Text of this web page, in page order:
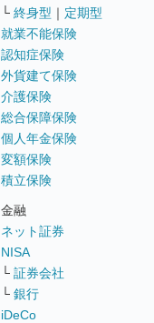
└ 終身型 ｜ 定期型
就業不能保険
認知症保険
外貨建て保険
介護保険
総合保障保険
個人年金保険
変額保険
積立保険
金融
ネット証券
NISA
└ 証券会社
└ 銀行
iDeCo